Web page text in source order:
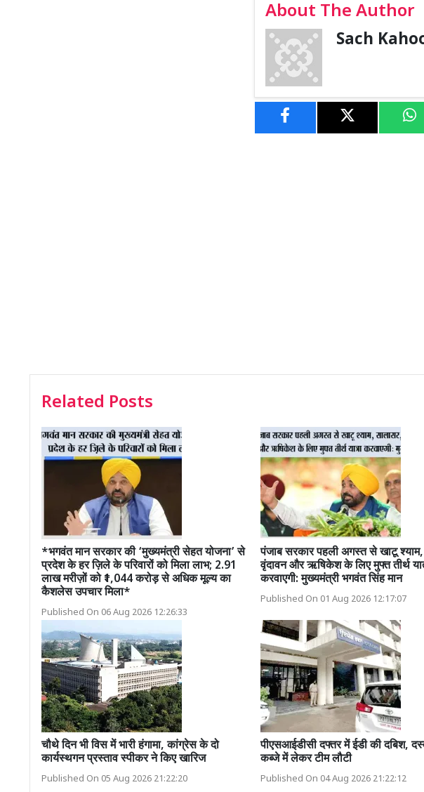
About The Author
Sach
Related Posts
*भगवंत मान सरकार की ‘मुख्यमंत्री सेहत योजना’ से
प्रदेश के हर ज़िले के परिवारों को मिला लाभ; 2.91
लाख मरीज़ों को ₹1,044 करोड़ से अधिक मूल्य का
कैशलेस उपचार मिला*
Published On 06 Aug 2026 12:26:33
पंजाब सरकार पहली अगस्त से खाटू
वृंदावन और ऋषिकेश के लिए मुफ्त तीर्थ
करवाएगी: मुख्यमंत्री भगवंत सिंह मान
Published On 01 Aug 2026 12:17:07
चौथे दिन भी विस में भारी हंगामा, कांग्रेस के दो
कार्यस्थगन प्रस्ताव स्पीकर ने किए खारिज
Published On 05 Aug 2026 21:22:20
पीएसआईडीसी दफ्तर में ईडी की दबिश,
कब्जे में लेकर टीम लौटी
Published On 04 Aug 2026 21:22:12